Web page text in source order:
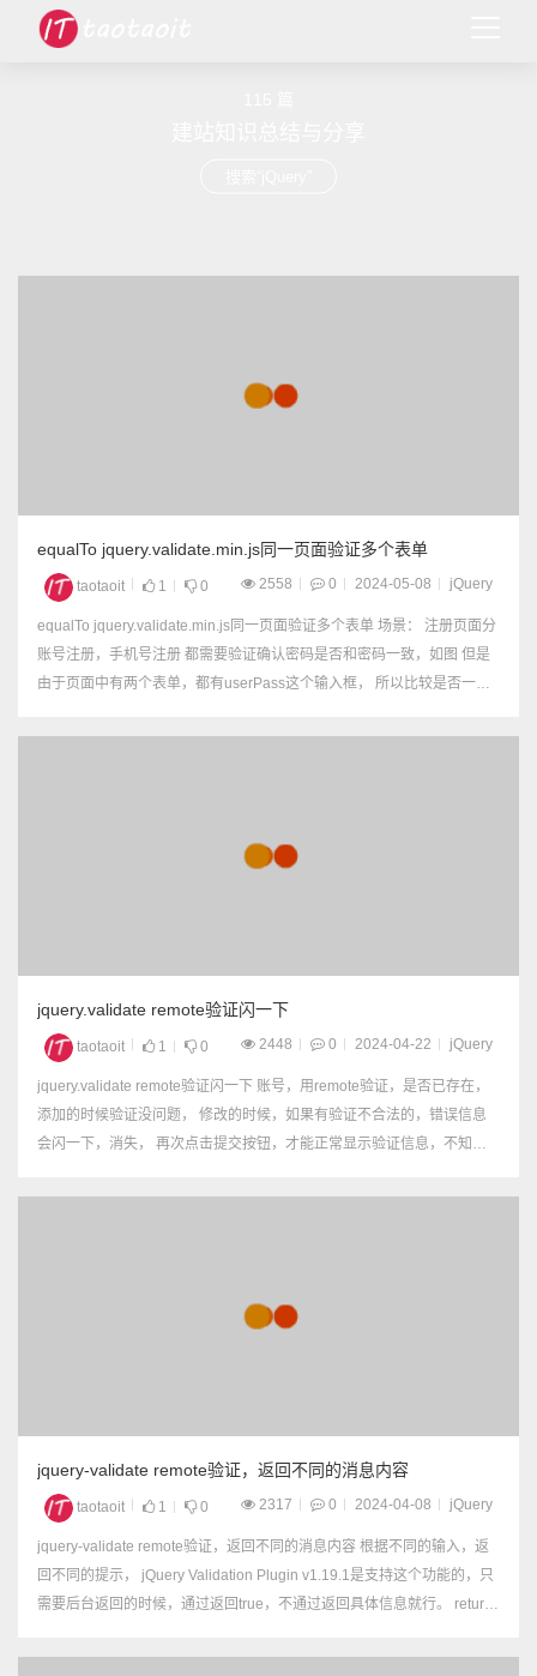
equalTo jquery.validate.min.js同一页面验证多个表单
taotaoit 1 0 2558 0 2024-05-08 jQuery
equalTo jquery.validate.min.js同一页面验证多个表单 场景： 注册页面分
账号注册，手机号注册 都需要验证确认密码是否和密码一致，如图 但是
由于页面中有两个表单，都有userPass这个输入框， 所以比较是否一致
jquery.validate remote验证闪一下
taotaoit 1 0 2448 0 2024-04-22 jQuery
jquery.validate remote验证闪一下 账号，用remote验证，是否已存在，
添加的时候验证没问题， 修改的时候，如果有验证不合法的，错误信息
会闪一下，消失， 再次点击提交按钮，才能正常显示验证信息，不知道
jquery-validate remote验证，返回不同的消息内容
taotaoit 1 0 2317 0 2024-04-08 jQuery
jquery-validate remote验证，返回不同的消息内容 根据不同的输入，返
回不同的提示， jQuery Validation Plugin v1.19.1是支持这个功能的，只
需要后台返回的时候，通过返回true，不通过返回具体信息就行。 return